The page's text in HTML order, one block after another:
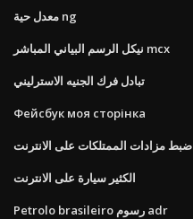
معدل حية ng
نيكل الرسم البياني المباشر mcx
تبادل فرك الجنيه الاسترليني
Фейсбук моя сторінка
ضبط مزادات الممتلكات على الانترنت
الكثير سيارة على الانترنت
Petrolo brasileiro رسوم adr